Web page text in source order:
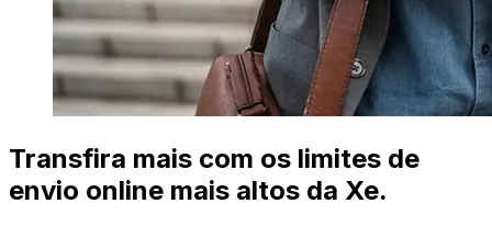
Transfira mais com os limites de
envio online mais altos da Xe.